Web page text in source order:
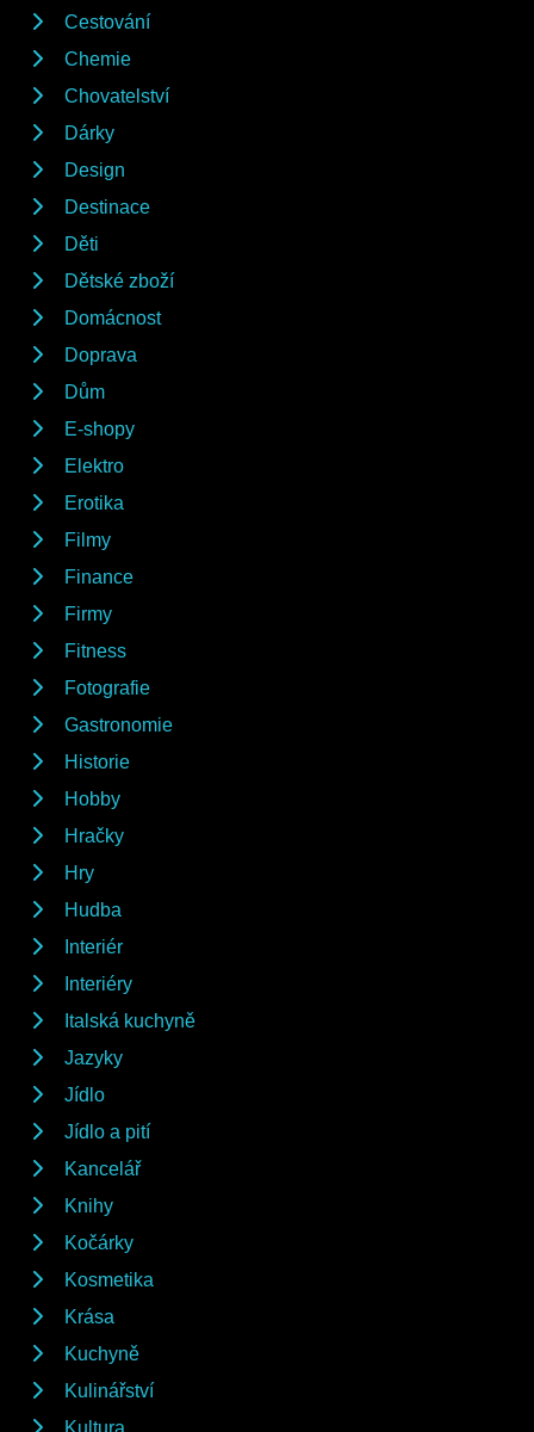
Cestování
Chemie
Chovatelství
Dárky
Design
Destinace
Děti
Dětské zboží
Domácnost
Doprava
Dům
E-shopy
Elektro
Erotika
Filmy
Finance
Firmy
Fitness
Fotografie
Gastronomie
Historie
Hobby
Hračky
Hry
Hudba
Interiér
Interiéry
Italská kuchyně
Jazyky
Jídlo
Jídlo a pití
Kancelář
Knihy
Kočárky
Kosmetika
Krása
Kuchyně
Kulinářství
Kultura